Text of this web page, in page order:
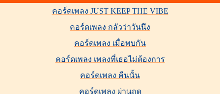
คอร์ดเพลง JUST KEEP THE VIBE
คอร์ดเพลง กลัวว่าวันนึง
คอร์ดเพลง เมื่อพบกัน
คอร์ดเพลง เพลงที่เธอไม่ต้องการ
คอร์ดเพลง คืนนั้น
คอร์ดเพลง ผ่านฤดู